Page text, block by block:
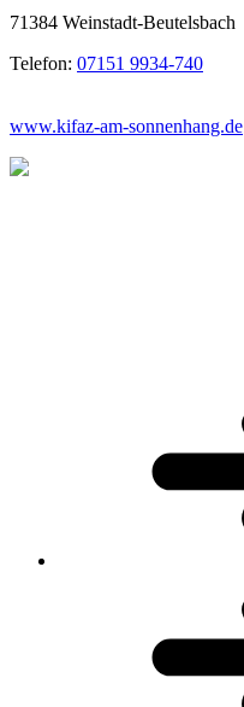
71384 Weinstadt-Beutelsbach
Telefon: 07151 9934-740
www.kifaz-am-sonnenhang.de